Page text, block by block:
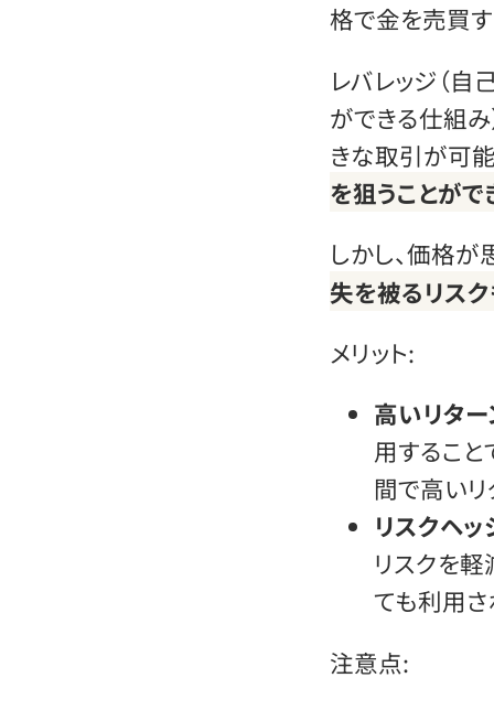
格で金を売買
レバレッジ（
ができる仕組
きな取引が可
を狙うことがで
しかし、価格
失を被るリス
メリット:
高いリタ
用するこ
間で高いリ
リスクヘ
リスクを
ても利用さ
注意点: